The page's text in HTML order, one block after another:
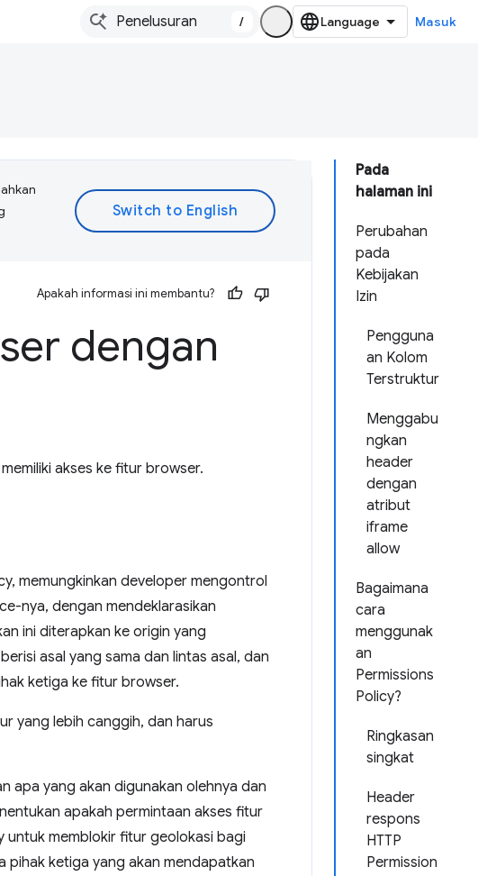
/ Masuk
Pada
halaman ini
Perubahan
pada
Kebijakan
Izin
Pengguna
an Kolom
Terstruktur
Menggabu
ngkan
header
dengan
atribut
iframe
allow
Bagaimana
cara
menggunak
an
Permissions
Policy?
Ringkasan
singkat
Header
respons
HTTP
Permission
Apakah informasi ini membantu?
dengan
akses ke fitur browser.
memungkinkan developer mengontrol
nya, dengan mendeklarasikan
ini diterapkan ke origin yang
asal yang sama dan lintas asal, dan
ketiga ke fitur browser.
yang lebih canggih, dan harus
apa yang akan digunakan olehnya dan
apakah permintaan akses fitur
untuk memblokir fitur geolokasi bagi
pihak ketiga yang akan mendapatkan